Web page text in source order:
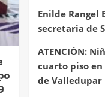
Enilde Rangel
secretaria de
ATENCIÓN:
cuarto piso en
de Valledupar